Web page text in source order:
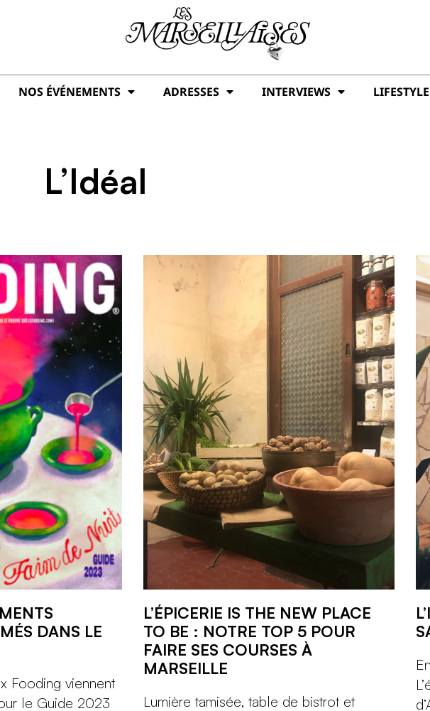
NOS ÉVÉNEMENTS ADRESSES INTERVIEWS LIFESTYLE
L’Idéal
DANS LE
Fooding viennent
le Guide 2023
L’ÉPICERIE IS THE NEW PLACE
TO BE : NOTRE TOP 5 POUR
FAIRE SES COURSES À
MARSEILLE
Lumière tamisée, table de bistrot et